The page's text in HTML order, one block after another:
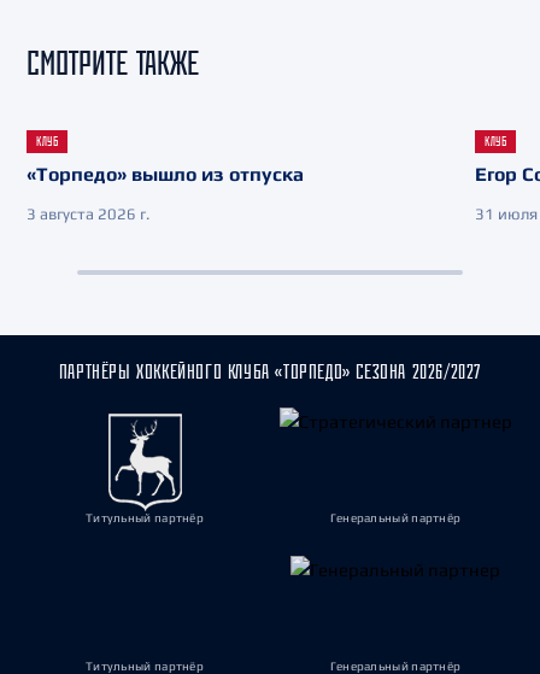
СМОТРИТЕ ТАКЖЕ
КЛУБ
«Торпедо» вышло из отпуска
3 августа 2026 г.
КЛУБ
Егор
31 июля
ПАРТНЁРЫ ХОККЕЙНОГО КЛУБА «ТОРПЕДО» СЕЗОНА 2026/2027
Титульный партнёр Генеральный партнёр
Титульный партнёр Генеральный партнёр